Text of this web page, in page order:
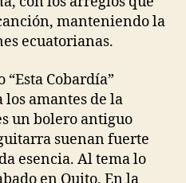
manteniendo la
ecuatorianas.
Cobardía”
los amantes de la
un bolero antiguo
suenan fuerte
esencia. Altema lo
en Quito. Enla